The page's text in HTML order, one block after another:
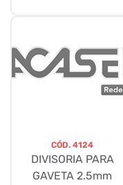
CÓD. 4124
DIVISORIA PARA
GAVETA 2.5mm